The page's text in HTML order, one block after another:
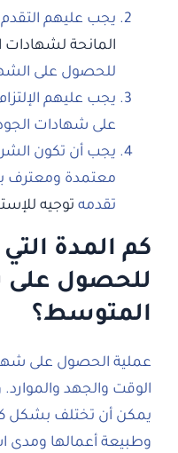
يجب عليهم
المانحة لشهادات
للحصول على
يجب عليهم
على شهادات
يجب أن تكون
معتمدة ومعترف
تقدمه توجيه
كم المدة
للحصول على
المتوسط؟
عملية الحصول على
الوقت والجهد
يمكن أن تختلف
وطبيعة أعمالها ومدى